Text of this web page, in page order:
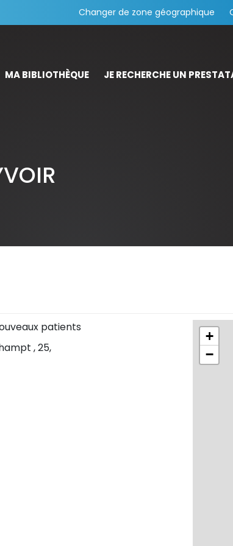
Changer de zone géographique
MA BIBLIOTHÈQUE JE RECHERCHE UN
patients
, 25,
+
−